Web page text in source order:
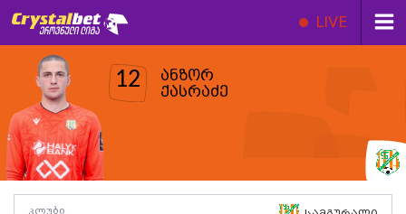
LIVE
12
ანზორ
ქასრაძე
კლუბი